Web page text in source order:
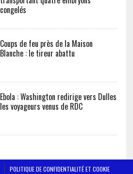
congelés
Coups de feu près de la Maison
Blanche : le tireur abattu
Ebola : Washington redirige vers Dulles
les voyageurs venus de RDC
POLITIQUE DE CONFIDENTIALITÉ ET COOKIE